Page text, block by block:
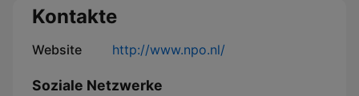
Kontakte
Website http://www.npo.nl/
Soziale Netzwerke